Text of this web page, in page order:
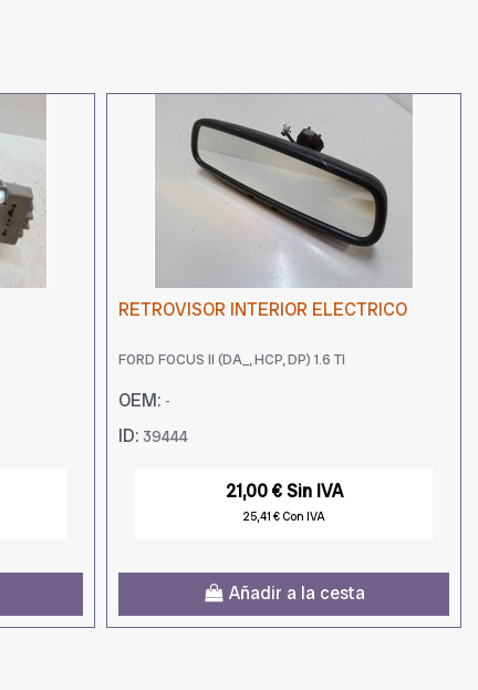
RETROVISOR INTERIOR ELECTRICO
FORD FOCUS II (DA_, HCP, DP) 1.6 TI
OEM: -
ID: 39444
21,00 € Sin IVA
25,41 € Con IVA
Añadir a la cesta